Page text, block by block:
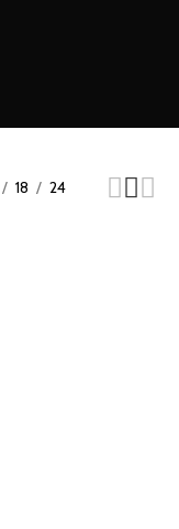
18 24